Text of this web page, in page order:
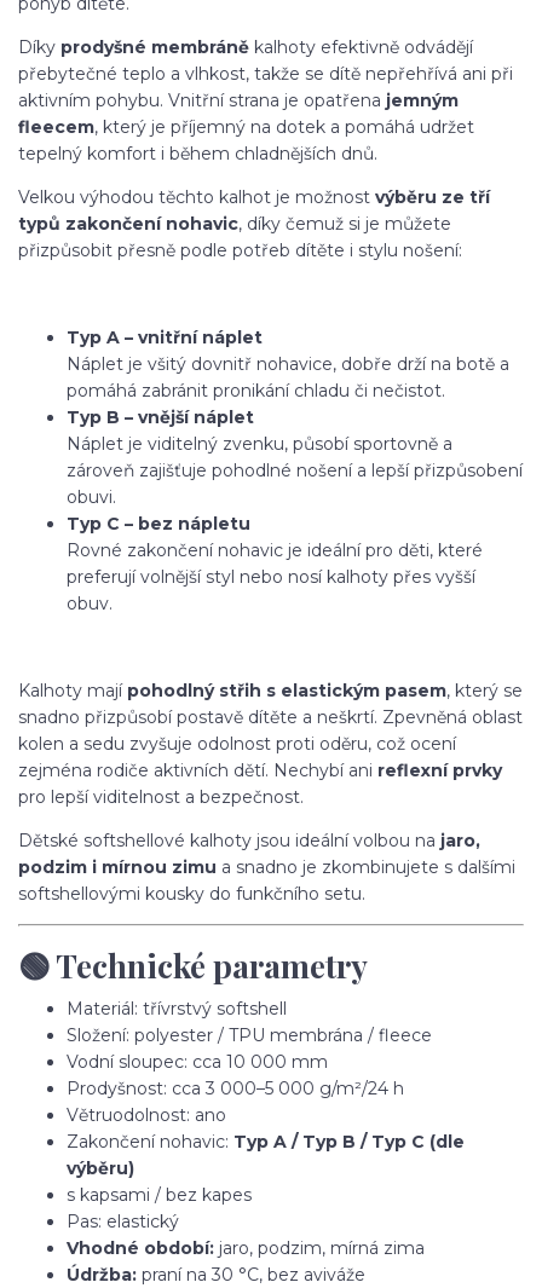
Díky prodyšné membráně kalhoty efektivně odvádějí
přebytečné teplo a vlhkost, takže se dítě nepřehřívá ani při
aktivním pohybu. Vnitřní strana je opatřena jemným
fleecem, který je příjemný na dotek a pomáhá udržet
tepelný komfort i během chladnějších dnů.
Velkou výhodou těchto kalhot je možnost výběru ze tří
typů zakončení nohavic, díky čemuž si je můžete
přizpůsobit přesně podle potřeb dítěte i stylu nošení:
Typ A – vnitřní náplet
Náplet je všitý dovnitř nohavice, dobře drží na botě a
pomáhá zabránit pronikání chladu či nečistot.
Typ B – vnější náplet
Náplet je viditelný zvenku, působí sportovně a
zároveň zajišťuje pohodlné nošení a lepší přizpůsobení
obuvi.
Typ C – bez nápletu
Rovné zakončení nohavic je ideální pro děti, které
preferují volnější styl nebo nosí kalhoty přes vyšší
obuv.
Kalhoty mají pohodlný střih s elastickým pasem, který se
snadno přizpůsobí postavě dítěte a neškrtí. Zpevněná oblast
kolen a sedu zvyšuje odolnost proti oděru, což ocení
zejména rodiče aktivních dětí. Nechybí ani reflexní prvky
pro lepší viditelnost a bezpečnost.
Dětské softshellové kalhoty jsou ideální volbou na jaro,
podzim i mírnou zimu a snadno je zkombinujete s dalšími
softshellovými kousky do funkčního setu.
🟢 Technické parametry
Materiál: třívrstvý softshell
Složení: polyester / TPU membrána / fleece
Vodní sloupec: cca 10 000 mm
Prodyšnost: cca 3 000–5 000 g/m²/24 h
Větruodolnost: ano
Zakončení nohavic: Typ A / Typ B / Typ C (dle
výběru)
s kapsami / bez kapes
Pas: elastický
Vhodné období: jaro, podzim, mírná zima
Údržba: praní na 30 °C, bez aviváže